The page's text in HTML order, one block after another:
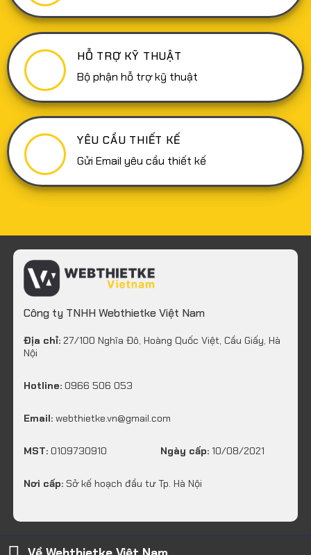
HỖ TRỢ KỸ THUẬT
Bộ phận hỗ trợ kỹ thuật
YÊU CẦU THIẾT KẾ
Gửi Email yêu cầu thiết kế
Công ty TNHH Webthietke Việt Nam
Địa chỉ: 27/100 Nghĩa Đô, Hoàng Quốc Việt, Cầu Giấy, Hà
Nội
Hotline: 0966 506 053
Email: webthietke.vn@gmail.com
MST: 0109730910 Ngày cấp: 10/08/2021
Nơi cấp: Sở kế hoạch đầu tư Tp. Hà Nội